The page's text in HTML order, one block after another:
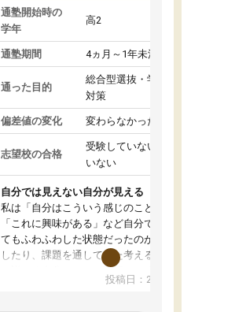
通塾開始時の
学年
高2
通塾期間 4ヵ月～1年未満
通った目的
総合型選抜・学校推薦型選抜
対策
偏差値の変化 変わらなかった
志望校の合格
受験していない/結果が出て
いない
自分では見えない自分が見える
私は「自分はこういう感じのことがしたい」
「これに興味がある」など自分で自己分析をし
てもふわふわした状態だったのが、コーチと話
したり、課題を通してまた考えることで、もっ
と詳しく自分のことが理解できました。いつで
も質問できるので、そこも1つの魅力です。ま
投稿日：2024年10月31日